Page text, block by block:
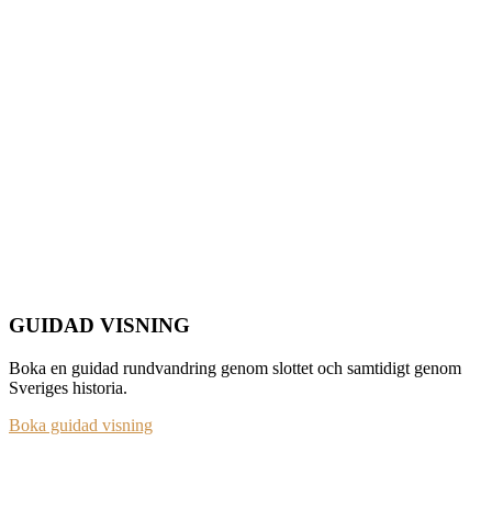
GUIDAD VISNING
Boka en guidad rundvandring genom slottet och samtidigt genom
Sveriges historia.
Boka guidad visning